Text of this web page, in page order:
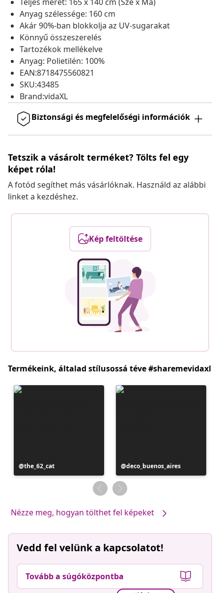
Anyag szélessége: 160 cm
Akár 90%-ban blokkolja az UV-sugarakat
Könnyű összeszerelés
Tartozékok mellékelve
Anyag: Polietilén: 100%
EAN:8718475560821
SKU:43485
Brand:vidaXL
Biztonsági és megfelelőségi információk
Tetszik a vásárolt terméket? Tölts fel egy
képet róla!
A fotód segíthet más vásárlóknak. Használd az alábbi
linket a kezdéshez.
Kép feltöltése
Termékeink, általad stílusossá téve #sharemevidaxl
Bejegyzés
közzétevője
the_62_cat
Bejegyzés
közzétevője
deco_buenos_aires
Nézze meg, hogyan tölthet fel képeket
Vedd fel velünk a kapcsolatot!
Tovább a súgóközpontba